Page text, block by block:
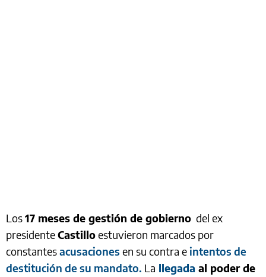
Los17 meses de gestión de gobierno del ex
presidenteCastilloestuvieron marcados por
constantesacusaciones en su contra e intentos de
destitución de su mandato. La llegada al poder de